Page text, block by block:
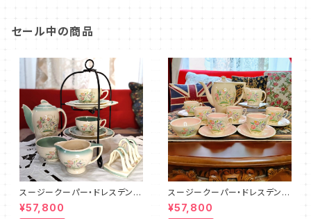
セール中の商品
スージークーパー・ドレスデンス
プレイ・ティーフォーツー・セット
PLUS（SCDR6001）
¥57,800
スージークーパー・ドレスデンス
プレイ・フルセット（ピンク）SCD
R9003
¥57,800